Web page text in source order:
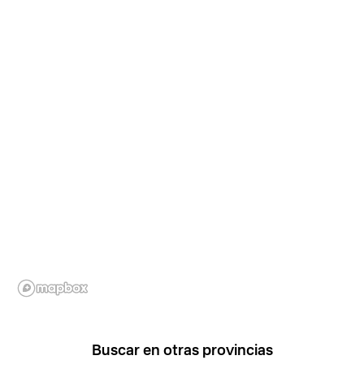
Buscar en otras provincias